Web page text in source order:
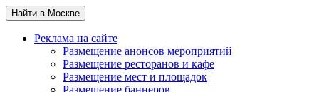
Найти в Москве
Реклама на сайте
Размещение анонсов мероприятий
Размещение ресторанов и кафе
Размещение мест и площадок
Размещение баннеров